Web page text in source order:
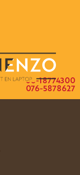
076-5878627
06-18774300